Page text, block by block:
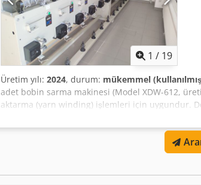
1 / 19
Üretim yılı: 2024, durum: mükemmel
adet bobin sarma makinesi (Model XDW-612,
aktarma (yarn winding) işlemleri için uygundur.
makinede 12 bobin istasyonu - İplik ve tekstil
fiyata dahildir Makineler tek tek veya toplu
küçük ve orta ölçekli üretim işletmeleri veya
2.100,00 € (pazarlık payı var) Djdpfxexqm Hcs